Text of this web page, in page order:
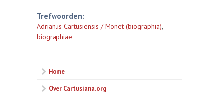
Trefwoorden:
Adrianus Cartusiensis / Monet (biographia),
biographiae
Home
Over Cartusiana.org